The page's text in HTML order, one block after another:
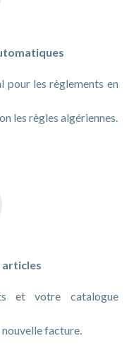
pour les règlements en
les règles algériennes.
articles
et votre catalogue
facture.